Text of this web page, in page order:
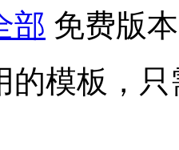
部 免费版本
的模板，